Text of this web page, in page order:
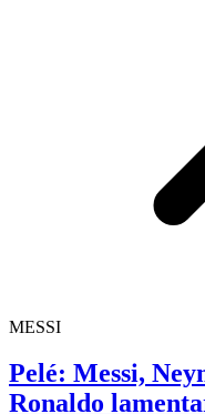
MESSI
Pelé: Messi,
Ronaldo